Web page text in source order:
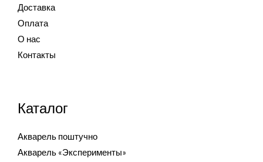
Доставка
Оплата
О нас
Контакты
Каталог
Акварель поштучно
Акварель «Эксперименты»